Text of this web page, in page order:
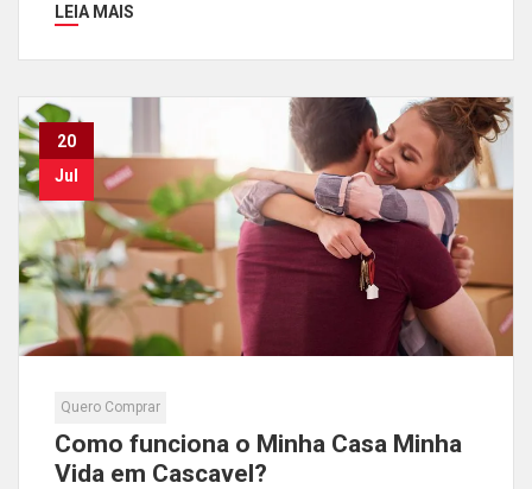
LEIA MAIS
20
Jul
Quero Comprar
Como funciona o Minha Casa Minha
Vida em Cascavel?